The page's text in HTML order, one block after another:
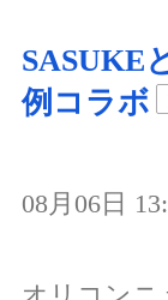
SASUKE
例コラボ
08月06日